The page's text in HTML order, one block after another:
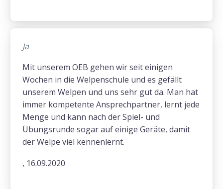
Ja
Mit unserem OEB gehen wir seit einigen
Wochen in die Welpenschule und es gefällt
unserem Welpen und uns sehr gut da. Man hat
immer kompetente Ansprechpartner, lernt jede
Menge und kann nach der Spiel- und
Übungsrunde sogar auf einige Geräte, damit
der Welpe viel kennenlernt.
, 16.09.2020